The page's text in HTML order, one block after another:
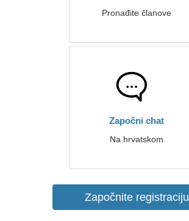
Pronađite članove
Započni chat
Na hrvatskom
Započnite registraciju